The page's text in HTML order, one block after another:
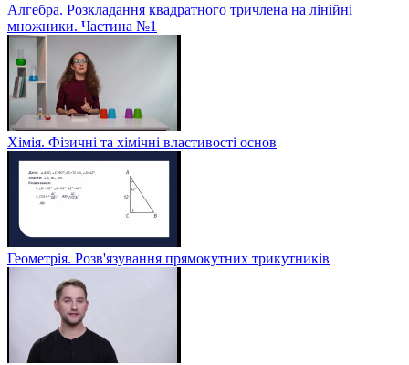
Алгебра. Розкладання квадратного тричлена на лінійні
множники. Частина №1
Хімія. Фізичні та хімічні властивості основ
Геометрія. Розв'язування прямокутних трикутників